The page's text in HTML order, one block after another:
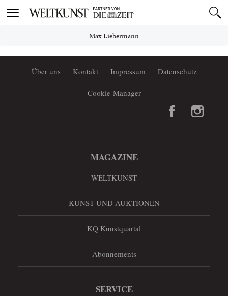
Toggle
Max Liebermann
Über uns Kontakt Impressum Datenschutz
Cookie-Manager
MAGAZINE
WELTKUNST
KUNST UND AUKTIONEN
KQ Kunstquartal
Abonnements
SERVICE